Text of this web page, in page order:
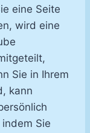
eine Seite
wird eine
Sie in Ihrem
kann
Sie